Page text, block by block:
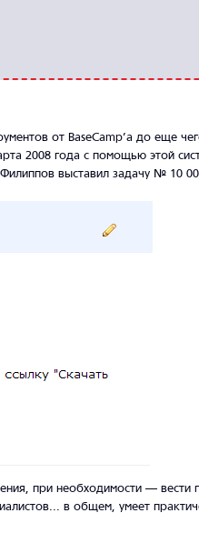
от BaseCamp’а до еще
2008 года с помощью этой
выставил задачу № 10
при необходимости — вести
в общем, умеет